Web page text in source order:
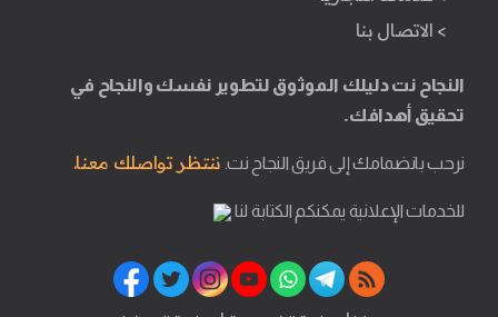
> الاتصال بنا
النجاح نت دليلك الموثوق لتطوير نفسك والنجاح في
تحقيق أهدافك.
نرحب بانضمامك إلى فريق النجاح نت. ننتظر تواصلك معنا.
للخدمات الإعلانية يمكنكم الكتابة لنا